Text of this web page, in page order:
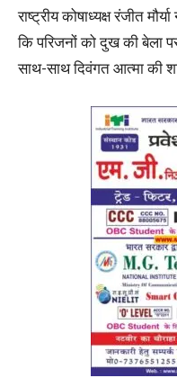
राष्ट्रीय कोषाध्यक्ष रंजीत
कि परिजनों को दुख की बेला
साथ-साथ दिवंगत आत्मा की